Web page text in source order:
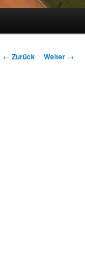
Beitrags-
← Zurück Weiter →